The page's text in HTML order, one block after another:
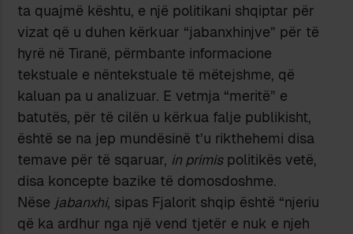
ta quajmë kështu, e një politikani shqiptar për
vizat që u duhen kërkuar “jabanxhinjve” për të
hyrë në Tiranë, përmbante informacione
tekstuale e nëntekstuale të mëtejshme, që
kaluan pa u analizuar. E vetmja “meritë” e
batutës, për të cilën u kërkua falje publikisht,
është se na jep mundësinë t’u rikthehemi disa
temave për të sqaruar, in primispolitikës vetë,
disa koncepte bazike të domosdoshme.
Nëse jabanxhi, sipas Fjalorit shqip është “njeriu
që ka ardhur nga një vend tjetër e nuk e njeh